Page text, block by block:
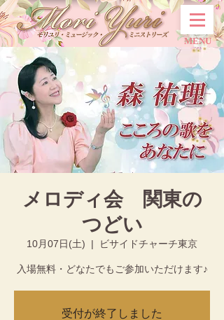
MENU
メロディ会 関東の
つどい
10月07日(土)
  |
ビサイドチャーチ東京
入場無料・どなたでもご参加いただけます♪
受付が終了しました